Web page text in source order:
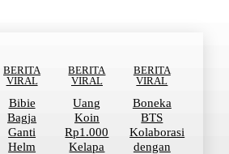
BERITA
VIRAL
Bibie
Bagja
Ganti
Helm
BERITA
VIRAL
Uang
Koin
Rp1.000
Kelapa
BERITA
VIRAL
Boneka
BTS
Kolaborasi
dengan